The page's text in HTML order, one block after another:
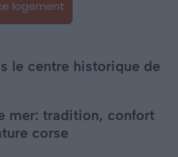
logement
le centre historique de
mer: tradition, confort
corse